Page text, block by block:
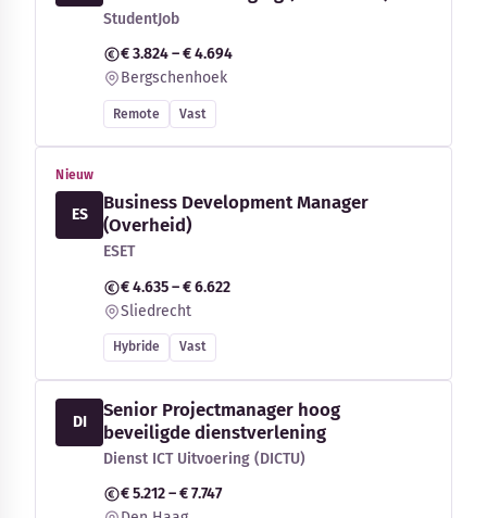
StudentJob
€ 3.824 – € 4.694
Bergschenhoek
Remote Vast
Nieuw
ES
Business Development Manager
(Overheid)
ESET
€ 4.635 – € 6.622
Sliedrecht
Hybride Vast
DI
Senior Projectmanager hoog
beveiligde dienstverlening
Dienst ICT Uitvoering (DICTU)
€ 5.212 – € 7.747